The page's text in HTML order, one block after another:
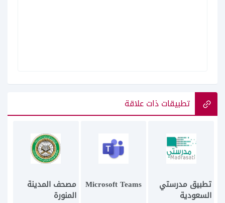
تطبيقات ذات علاقة
تطبيق مدرستي
السعودية
Microsoft Teams مصحف المدينة
المنورة